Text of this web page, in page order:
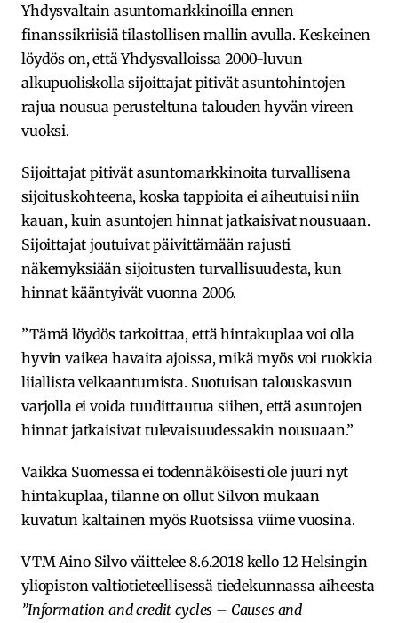
Yhdysvaltain asuntomarkkinoilla ennen
finanssikriisiä tilastollisen mallin avulla. Keskeinen
löydös on, että Yhdysvalloissa 2000-luvun
alkupuoliskolla sijoittajat pitivät asuntohintojen
rajua nousua perusteltuna talouden hyvän vireen
vuoksi.
Sijoittajat pitivät asuntomarkkinoita turvallisena
sijoituskohteena, koska tappioita ei aiheutuisi niin
kauan, kuin asuntojen hinnat jatkaisivat nousuaan.
Sijoittajat joutuivat päivittämään rajusti
näkemyksiään sijoitusten turvallisuudesta, kun
hinnat kääntyivät vuonna 2006.
”Tämä löydös tarkoittaa, että hintakuplaa voi olla
hyvin vaikea havaita ajoissa, mikä myös voi ruokkia
liiallista velkaantumista. Suotuisan talouskasvun
varjolla ei voida tuudittautua siihen, että asuntojen
hinnat jatkaisivat tulevaisuudessakin nousuaan.”
Vaikka Suomessa ei todennäköisesti ole juuri nyt
hintakuplaa, tilanne on ollut Silvon mukaan
kuvatun kaltainen myös Ruotsissa viime vuosina.
VTM Aino Silvo väittelee 8.6.2018 kello 12 Helsingin
yliopiston valtiotieteellisessä tiedekunnassa aiheesta
”Information and credit cycles – Causes and